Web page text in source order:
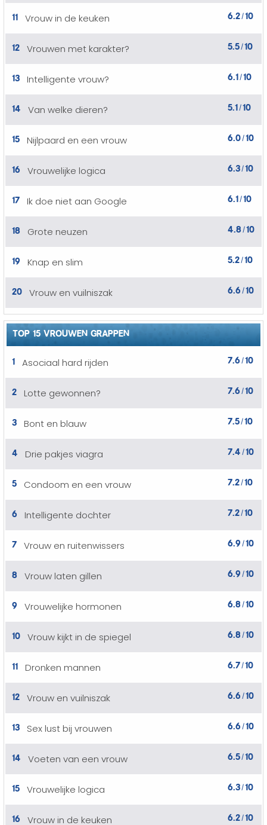
11 Vrouw in de keuken 6.2/10
12 Vrouwen met karakter? 5.5/10
13 Intelligente vrouw? 6.1/10
14 Van welke dieren? 5.1/10
15 Nijlpaard en een vrouw 6.0/10
16 Vrouwelijke logica 6.3/10
17 Ik doe niet aan Google 6.1/10
18 Grote neuzen 4.8 /10
19 Knap en slim 5.2/10
20 Vrouw en vuilniszak 6.6 /10
TOP 15 VROUWEN GRAPPEN
1 Asociaal hard rijden 7.6 /10
2 Lotte gewonnen? 7.6 /10
3 Bont en blauw 7.5/10
4 Drie pakjes viagra 7.4 /10
5 Condoom en een vrouw 7.2/10
6 Intelligente dochter 7.2/10
7 Vrouw en ruitenwissers 6.9 /10
8 Vrouw laten gillen 6.9 /10
9 Vrouwelijke hormonen 6.8/10
10 Vrouw kijkt in de spiegel 6.8 /10
11 Dronken mannen 6.7/10
12 Vrouw en vuilniszak 6.6 /10
13 Sex lust bij vrouwen 6.6 /10
14 Voeten van een vrouw 6.5/10
15 Vrouwelijke logica 6.3/10
16 Vrouw in de keuken 6.2/10